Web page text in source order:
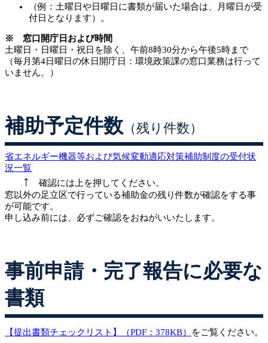
（例：土曜日や日曜日に書類が届いた場合は、月曜日が受
付日となります）。
※ 窓口開庁日および時間
土曜日・日曜日・祝日を除く、午前8時30分から午後5時まで
（毎月第4日曜日の休日開庁日：環境政策課の窓口業務は行って
いません。）
補助予定件数 （残り件数）
省エネルギー機器等および気候変動適応対策補助制度の受付状
況一覧
↑
確認には上を押してください。
窓以外の足立区で行っている補助金の残り件数が確認をする事
が可能です。
申し込み前には、必ずご確認をおねがいいたします。
事前申請・完了報告に必要な
書類
【提出書類チェックリスト】（PDF：378KB） をご覧ください。